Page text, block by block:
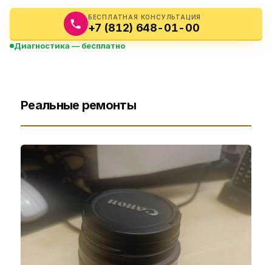
БЕСПЛАТНАЯ КОНСУЛЬТАЦИЯ
+7 (812) 648-01-00
Диагностика — бесплатно
Реальные ремонты